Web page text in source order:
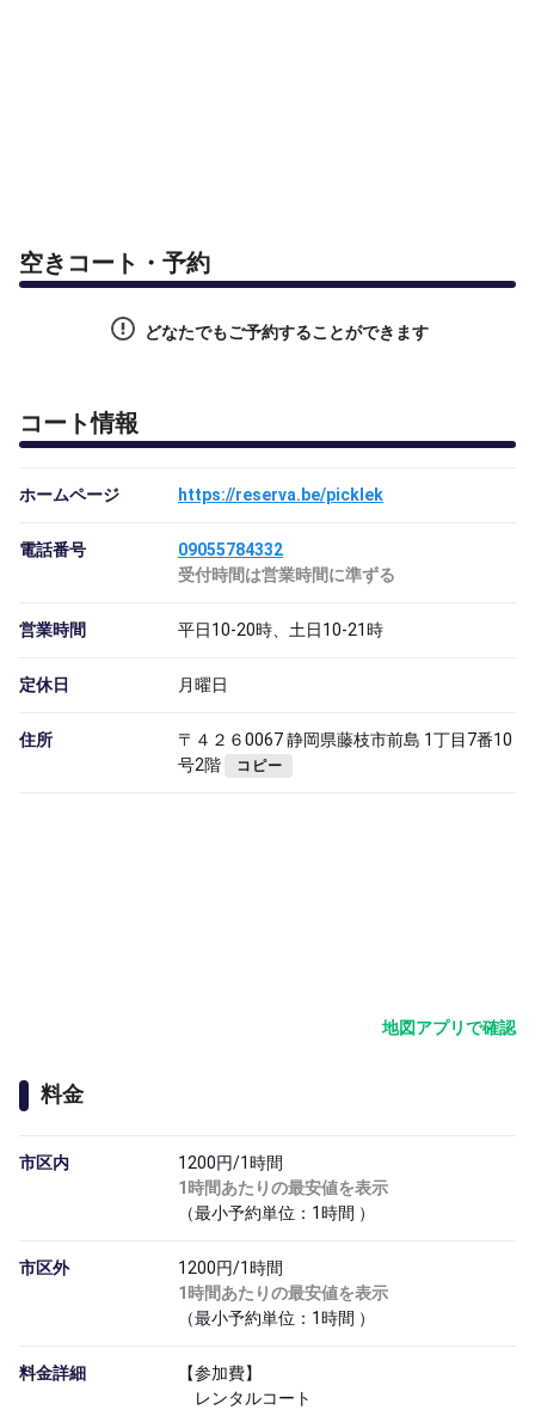
空きコート・予約
どなたでもご予約することができます
コート情報
ホームページ https://reserva.be/picklek
電話番号
09055784332
受付時間は営業時間に準ずる
営業時間 平日10-20時、土日10-21時
定休日 月曜日
住所
〒４２６0067 静岡県藤枝市前島 1丁目7番10
号2階
コピー
地図アプリで確認
料金
市区内
1200円/1時間
1時間あたりの最安値を表示
（最小予約単位：1時間 ）
市区外
1200円/1時間
1時間あたりの最安値を表示
（最小予約単位：1時間 ）
料金詳細
【参加費】
レンタルコート